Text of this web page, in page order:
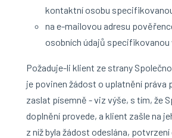
kontaktní osobu
na e-mailovou adresu
osobních údajů specifikovanou
Požaduje-li klient ze strany
je povinen žádost o uplatnění práva
zaslat písemně - viz výše, s tím, že
doplnění provede, a klient zašle na
z níž byla žádost odeslána,